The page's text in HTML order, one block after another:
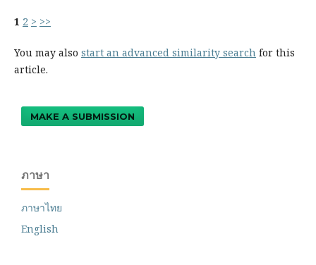
1 2 > >>
You may also start an advanced similarity searchfor this
article.
MAKE A SUBMISSION
ภาษา
ภาษาไทย
English